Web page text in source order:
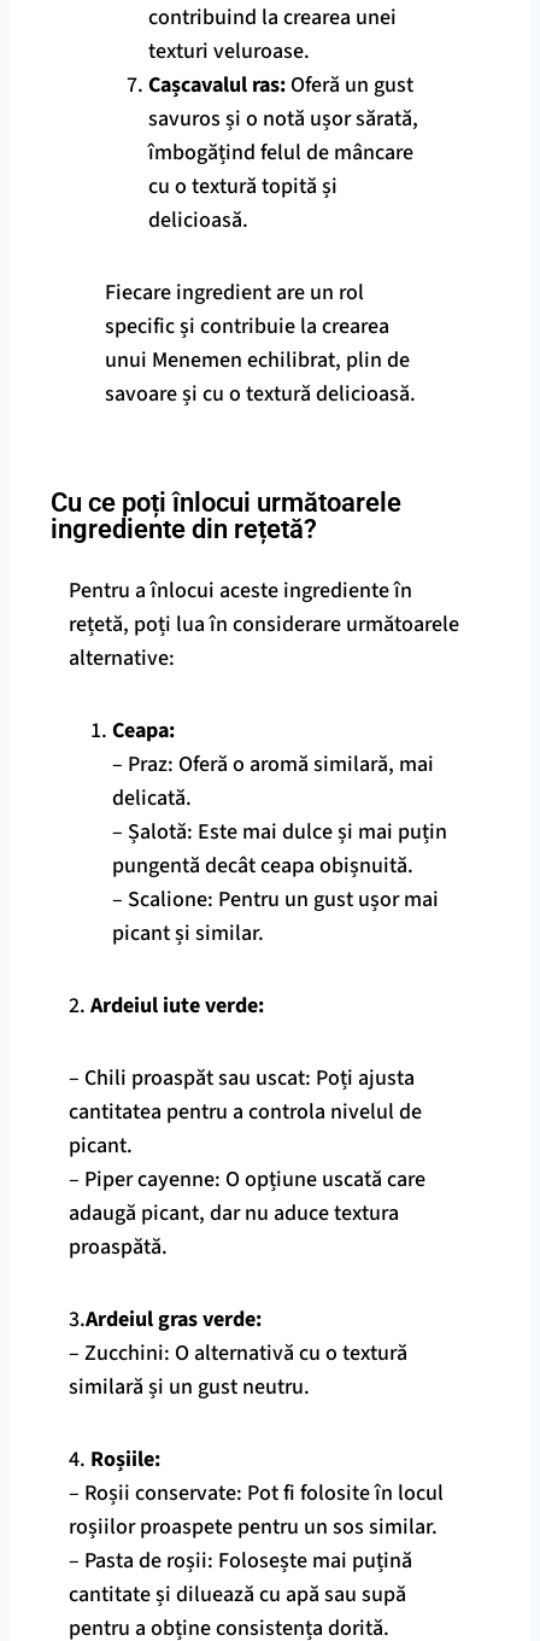
contribuind la crearea unei
texturi veluroase.
Cașcavalul ras: Oferă un gust
savuros și o notă ușor sărată,
îmbogățind felul de mâncare
cu o textură topită și
delicioasă.
Fiecare ingredient are un rol
specific și contribuie la crearea
unui Menemen echilibrat, plin de
savoare și cu o textură delicioasă.
Cu ce poți înlocui următoarele
ingrediente din rețetă?
Pentru a înlocui aceste ingrediente în
rețetă, poți lua în considerare următoarele
alternative:
Ceapa:
– Praz: Oferă o aromă similară, mai
delicată.
– Șalotă: Este mai dulce și mai puțin
pungentă decât ceapa obișnuită.
– Scalione: Pentru un gust ușor mai
picant și similar.
2. Ardeiul iute verde:
– Chili proaspăt sau uscat: Poți ajusta
cantitatea pentru a controla nivelul de
picant.
– Piper cayenne: O opțiune uscată care
adaugă picant, dar nu aduce textura
proaspătă.
3.Ardeiul gras verde:
– Zucchini: O alternativă cu o textură
similară și un gust neutru.
4. Roșiile:
– Roșii conservate: Pot fi folosite în locul
roșiilor proaspete pentru un sos similar.
– Pasta de roșii: Folosește mai puțină
cantitate și diluează cu apă sau supă
pentru a obține consistența dorită.